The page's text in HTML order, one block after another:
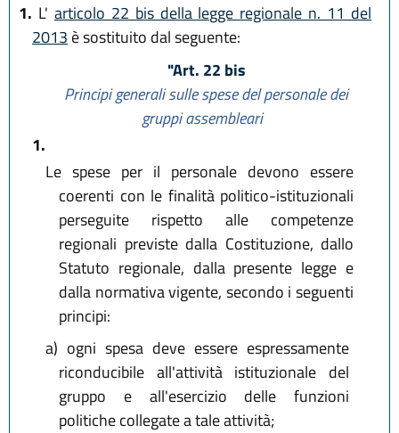
1. L' articolo 22 bis della legge regionale n. 11 del
2013 è sostituito dal seguente:
"Art. 22 bis
Principi generali sulle spese del personale dei
gruppi assembleari
1.
Le spese per il personale devono essere
coerenti con le finalità politico-istituzionali
perseguite rispetto alle competenze
regionali previste dalla Costituzione, dallo
Statuto regionale, dalla presente legge e
dalla normativa vigente, secondo i seguenti
principi:
a) ogni spesa deve essere espressamente
riconducibile all'attività istituzionale del
gruppo e all'esercizio delle funzioni
politiche collegate a tale attività;